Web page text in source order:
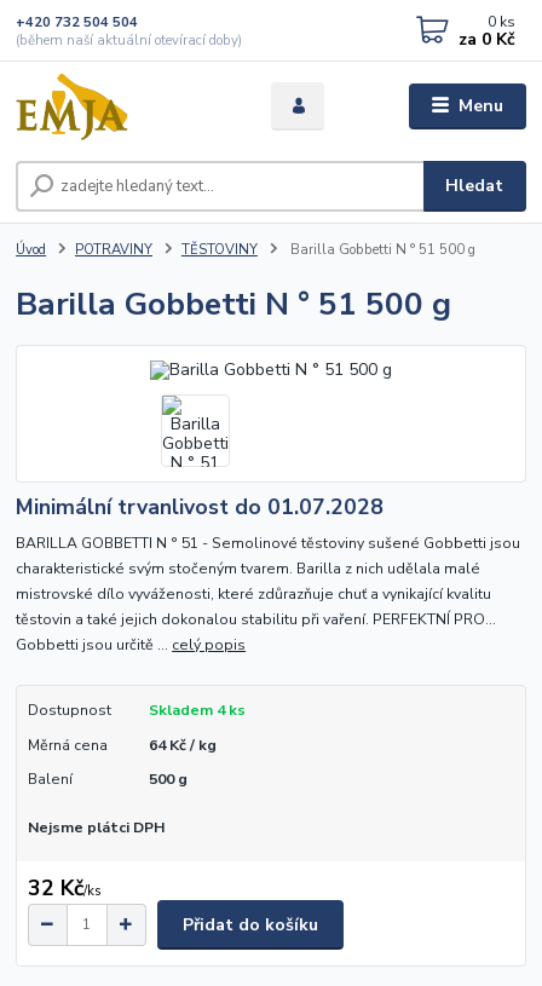
Menu
Hledat
+420 732 504 504
(během naší aktuální otevírací doby)
0 ks
za 0 Kč
Úvod POTRAVINY TĚSTOVINY Barilla Gobbetti N ° 51 500 g
Barilla Gobbetti N ° 51 500 g
Minimální trvanlivost do 01.07.2028
BARILLA GOBBETTI N ° 51 - Semolinové těstoviny sušené Gobbetti jsou
charakteristické svým stočeným tvarem. Barilla z nich udělala malé
mistrovské dílo vyváženosti, které zdůrazňuje chuť a vynikající kvalitu
těstovin a také jejich dokonalou stabilitu při vaření. PERFEKTNÍ PRO...
Gobbetti jsou určitě ... celý popis
Dostupnost
Skladem 4 ks
Měrná cena
64 Kč / kg
Balení
500 g
Nejsme plátci DPH
32 Kč/ks
Přidat do košíku